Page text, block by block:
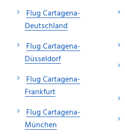
Flug Cartagena-
Deutschland
Flug Cartagena-
Düsseldorf
Flug Cartagena-
Frankfurt
Flug Cartagena-
München